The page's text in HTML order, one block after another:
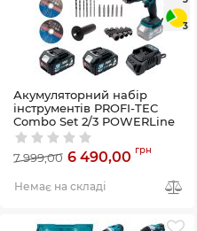
3
Акумуляторний набір
інструментів PROFI-TEC
Combo Set 2/3 POWERLine
(DGA20BL, DHP485BL)
(2×PT2040MP (4.0 Аг),
зарядний пристрій)
7 999,00 6 490,00 грн
Немає на складі